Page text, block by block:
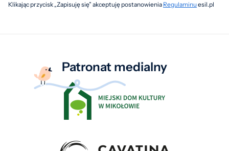
Klikając przycisk „Zapisuję się” akceptuję postanowienia Regulaminuesil.pl
Patronat medialny